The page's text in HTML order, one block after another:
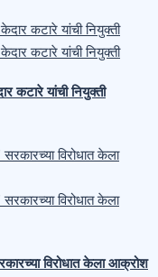
कटारे यांची नियुक्ती
विरोधात केला आक्रोश